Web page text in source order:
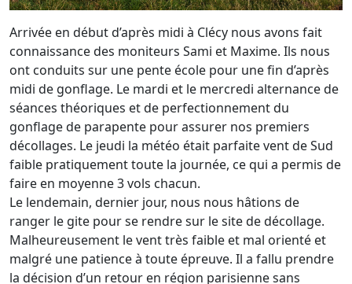
Arrivée en début d’après midi à Clécy nous avons fait
connaissance des moniteurs Sami et Maxime. Ils nous
ont conduits sur une pente école pour une fin d’après
midi de gonflage. Le mardi et le mercredi alternance de
séances théoriques et de perfectionnement du
gonflage de parapente pour assurer nos premiers
décollages. Le jeudi la météo était parfaite vent de Sud
faible pratiquement toute la journée, ce qui a permis de
faire en moyenne 3 vols chacun.
Le lendemain, dernier jour, nous nous hâtions de
ranger le gite pour se rendre sur le site de décollage.
Malheureusement le vent très faible et mal orienté et
malgré une patience à toute épreuve. Il a fallu prendre
la décision d’un retour en région parisienne sans